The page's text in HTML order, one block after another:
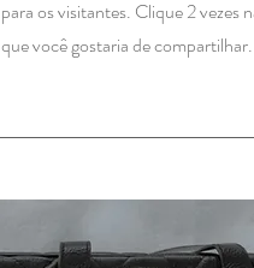
para os visitantes. Clique 2 vezes
que você gostaria de compartilhar.